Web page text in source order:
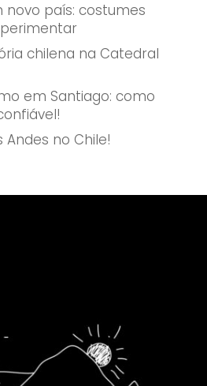
país: costumes
chilena na Catedral
em Santiago: como
Andes no Chile!